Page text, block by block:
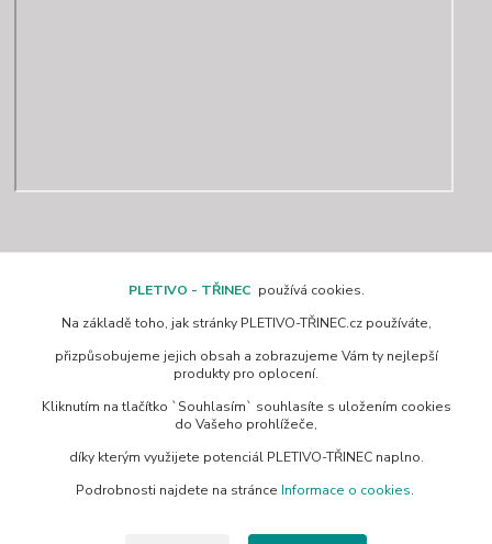
www.pletivo-trinec.cz
Raszka Petr
+420 725 944 049
Denně 10.00–21.00 hod
pletivotrinec@seznam.cz
PLETIVO - TŘINEC používá cookies.
Na základě toho, jak stránky PLETIVO-TŘINEC.cz používáte,
přizpůsobujeme jejich obsah a zobrazujeme Vám ty nejlepší
produkty pro oplocení.
Kliknutím na tlačítko `Souhlasím` souhlasíte s uložením cookies
do Vašeho prohlížeče,
díky kterým využijete potenciál PLETIVO-TŘINEC naplno.
Podrobnosti najdete na stránce Informace o cookies.